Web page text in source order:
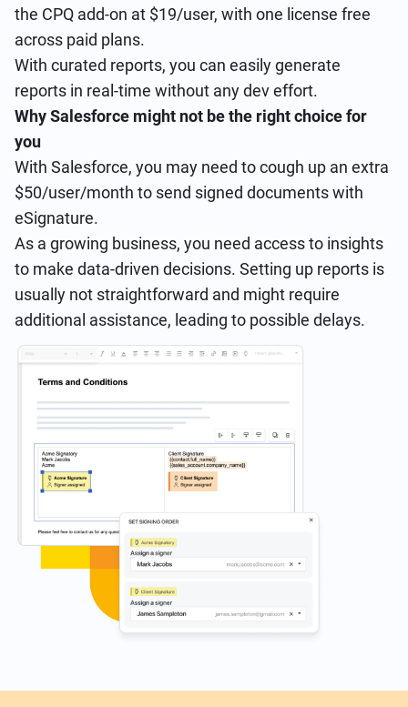
the CPQ add-on at $19/user, with one license free
across paid plans.
With curated reports, you can easily generate
reports in real-time without any dev effort.
Why Salesforce might not be the right choice for
you
With Salesforce, you may need to cough up an extra
$50/user/month to send signed documents with
eSignature.
As a growing business, you need access to insights
to make data-driven decisions. Setting up reports is
usually not straightforward and might require
additional assistance, leading to possible delays.